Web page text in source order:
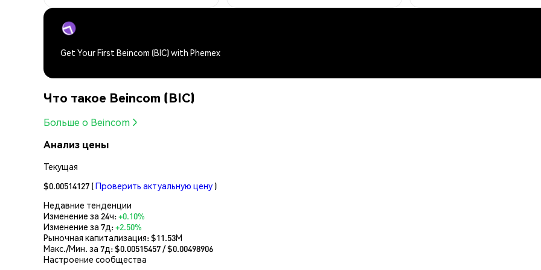
Get Your First Beincom (BIC) with Phemex
Что такое Beincom (BIC)
Больше о Beincom
Анализ цены
Текущая
$0.00514127 (Проверить актуальную цену )
Недавние тенденции
Изменение за 24ч:+0.10%
Изменение за 7д:+2.50%
Рыночная капитализация:$11.53M
Макс./Мин. за 7д: $0.00515457/ $0.00498906
Настроение сообщества